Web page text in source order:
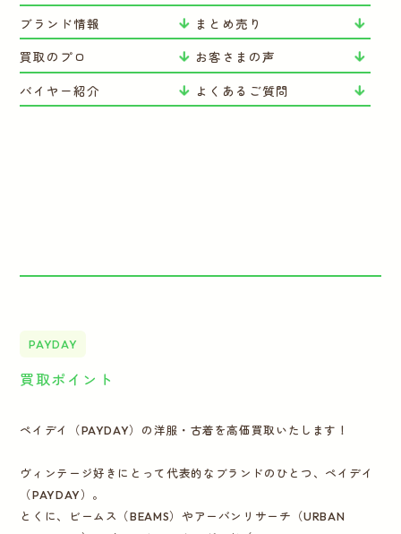
ブランド情報
まとめ売り
買取のプロ
お客さまの声
バイヤー紹介
よくあるご質問
PAYDAY
買取ポイント
ペイデイ（PAYDAY）の洋服・古着を高価買取いたします！
ヴィンテージ好きにとって代表的なブランドのひとつ、ペイデイ
（PAYDAY）。
とくに、ビームス（BEAMS）やアーバンリサーチ（URBAN